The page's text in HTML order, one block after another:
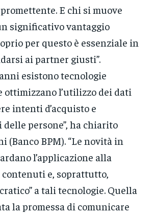
E chi si muove
significativo vantaggio
per questo è essenziale in
ai partner giusti”.
esistono tecnologie
l’utilizzo dei dati
intenti d’acquisto e
persone”, ha chiarito
(Banco BPM). “Le novità in
l’applicazione alla
e, soprattutto,
a tali tecnologie. Quella
la promessa di comunicare